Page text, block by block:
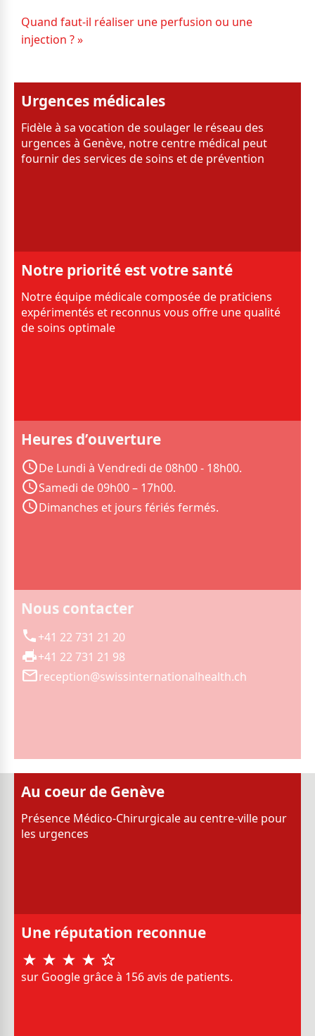
Quand faut-il réaliser une perfusion ou une
injection ? »
Urgences médicales
Fidèle à sa vocation de soulager le réseau des
urgences à Genève, notre centre médical peut
fournir des services de soins et de prévention
Notre priorité est votre santé
Notre équipe médicale composée de praticiens
expérimentés et reconnus vous offre une qualité
de soins optimale
Heures d’ouverture
De Lundi à Vendredi de 08h00 - 18h00.
Samedi de 09h00 – 17h00.
Dimanches et jours fériés fermés.
Nous contacter
+41 22 731 21 20
+41 22 731 21 98
reception@swissinternationalhealth.ch
Au coeur de Genève
Présence Médico-Chirurgicale au centre-ville pour
les urgences
Une réputation reconnue
sur Google grâce à 156 avis de patients.